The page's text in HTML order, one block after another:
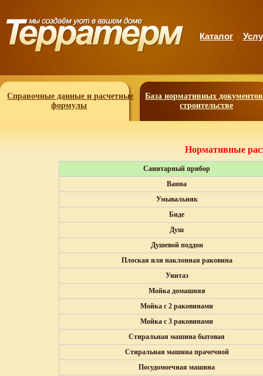
Каталог
Cправочные данные и расчетные
формулы
База нормативных
строительстве
Нормативные
Санитарный прибор
Ванна
Умывальник
Биде
Душ
Душевой поддон
Плоская или наклонная раковина
Унитаз
Мойка домашняя
Мойка с 2 раковинами
Мойка с 3 раковинами
Стиральная машина бытовая
Стиральная машина прачечной
Посудомоечная машина